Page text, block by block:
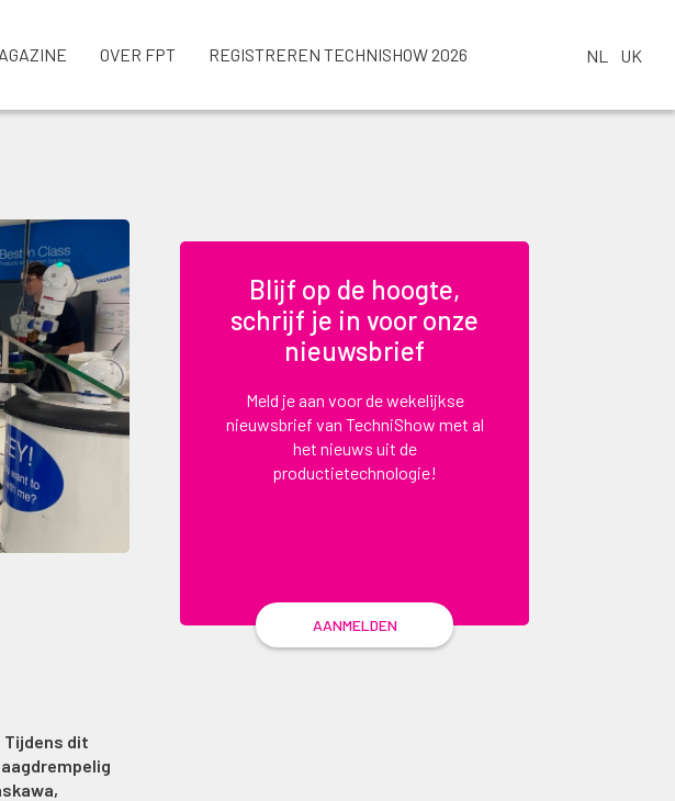
OVER FPT REGISTREREN TECHNISHOW 2026 NL UK
Tijdens dit
Blijf op de hoogte,
schrijf je in voor onze
nieuwsbrief
Meld je aan voor de wekelijkse
nieuwsbrief van TechniShow met al
het nieuws uit de
productietechnologie!
AANMELDEN